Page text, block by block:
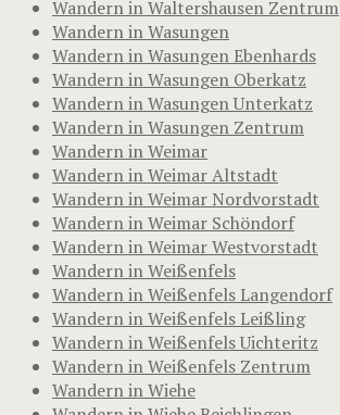
Wandern in Waltershausen Zentrum
Wandern in Wasungen
Wandern in Wasungen Ebenhards
Wandern in Wasungen Oberkatz
Wandern in Wasungen Unterkatz
Wandern in Wasungen Zentrum
Wandern in Weimar
Wandern in Weimar Altstadt
Wandern in Weimar Nordvorstadt
Wandern in Weimar Schöndorf
Wandern in Weimar Westvorstadt
Wandern in Weißenfels
Wandern in Weißenfels Langendorf
Wandern in Weißenfels Leißling
Wandern in Weißenfels Uichteritz
Wandern in Weißenfels Zentrum
Wandern in Wiehe